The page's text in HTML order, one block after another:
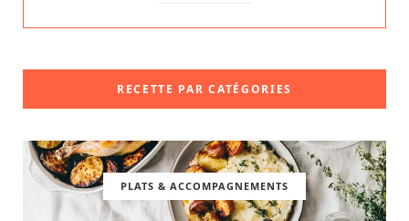
RECETTE PAR CATÉGORIES
PLATS & ACCOMPAGNEMENTS